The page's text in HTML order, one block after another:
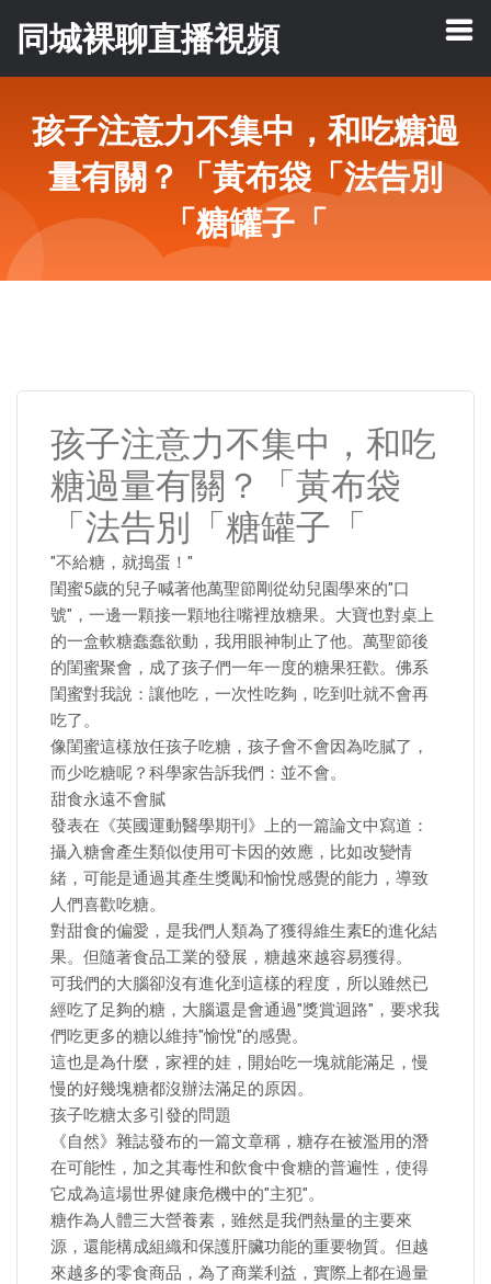
同城裸聊直播視頻
孩子注意力不集中，和吃糖過
量有關？「黃布袋「法告別
「糖罐子「
孩子注意力不集中，和吃
糖過量有關？「黃布袋
「法告別「糖罐子「
"不給糖，就搗蛋！"
閨蜜5歲的兒子喊著他萬聖節剛從幼兒園學來的"口
號"，一邊一顆接一顆地往嘴裡放糖果。大寶也對桌上
的一盒軟糖蠢蠢欲動，我用眼神制止了他。萬聖節後
的閨蜜聚會，成了孩子們一年一度的糖果狂歡。佛系
閨蜜對我說：讓他吃，一次性吃夠，吃到吐就不會再
吃了。
像閨蜜這樣放任孩子吃糖，孩子會不會因為吃膩了，
而少吃糖呢？科學家告訴我們：並不會。
甜食永遠不會膩
發表在《英國運動醫學期刊》上的一篇論文中寫道：
攝入糖會產生類似使用可卡因的效應，比如改變情
緒，可能是通過其產生獎勵和愉悅感覺的能力，導致
人們喜歡吃糖。
對甜食的偏愛，是我們人類為了獲得維生素E的進化結
果。但隨著食品工業的發展，糖越來越容易獲得。
可我們的大腦卻沒有進化到這樣的程度，所以雖然已
經吃了足夠的糖，大腦還是會通過"獎賞迴路"，要求我
們吃更多的糖以維持"愉悅"的感覺。
這也是為什麼，家裡的娃，開始吃一塊就能滿足，慢
慢的好幾塊糖都沒辦法滿足的原因。
孩子吃糖太多引發的問題
《自然》雜誌發布的一篇文章稱，糖存在被濫用的潛
在可能性，加之其毒性和飲食中食糖的普遍性，使得
它成為這場世界健康危機中的"主犯"。
糖作為人體三大營養素，雖然是我們熱量的主要來
源，還能構成組織和保護肝臟功能的重要物質。但越
來越多的零食商品，為了商業利益，實際上都在過量